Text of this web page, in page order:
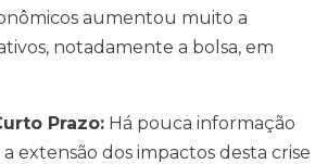
aumentou muito a
notadamente a bolsa, em
Prazo: Há pouca informação
extensão dos impactos desta crise